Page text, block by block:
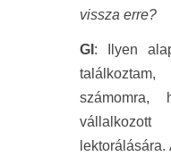
vissza erre?
GI : Ilyen
számomra,